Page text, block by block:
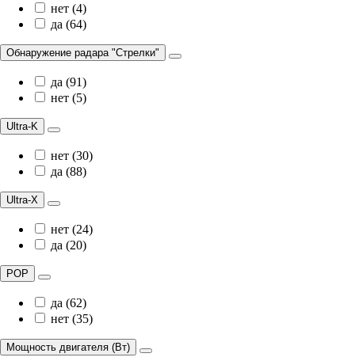
нет (4)
да (64)
Обнаружение радара "Стрелки"
да (91)
нет (5)
Ultra-K
нет (30)
да (88)
Ultra-X
нет (24)
да (20)
POP
да (62)
нет (35)
Мощность двигателя (Вт)